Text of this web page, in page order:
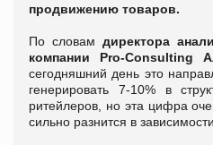
продвижению товаров.
По словам директора
компании Pro-Consulting
сегодняшний день это
генерировать 7-10% в
ритейлеров, но эта цифра
сильно разнится в